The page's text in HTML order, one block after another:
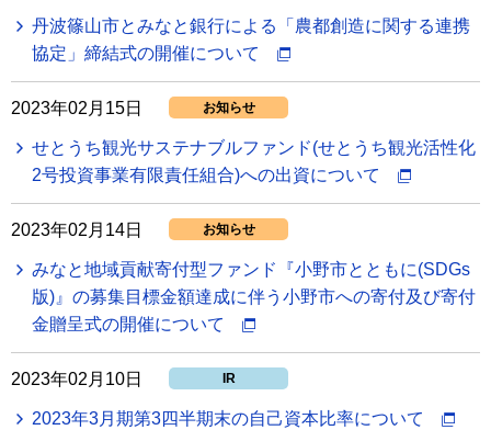
丹波篠山市とみなと銀行による「農都創造に関する連携
協定」締結式の開催について
2023年02月15日 お知らせ
せとうち観光サステナブルファンド(せとうち観光活性化
2号投資事業有限責任組合)への出資について
2023年02月14日 お知らせ
みなと地域貢献寄付型ファンド『小野市とともに(SDGs
版)』の募集目標金額達成に伴う小野市への寄付及び寄付
金贈呈式の開催について
2023年02月10日 IR
2023年3月期第3四半期末の自己資本比率について